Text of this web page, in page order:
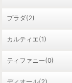
プラダ(2)
カルティエ(1)
ティファニー(0)